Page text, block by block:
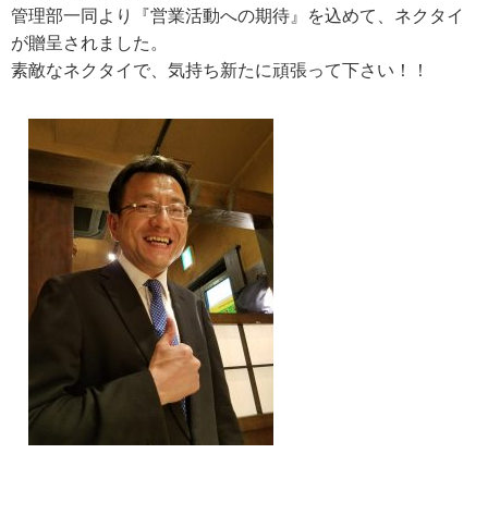
管理部一同より『営業活動への期待』を込めて、ネクタイ
が贈呈されました。
素敵なネクタイで、気持ち新たに頑張って下さい！！